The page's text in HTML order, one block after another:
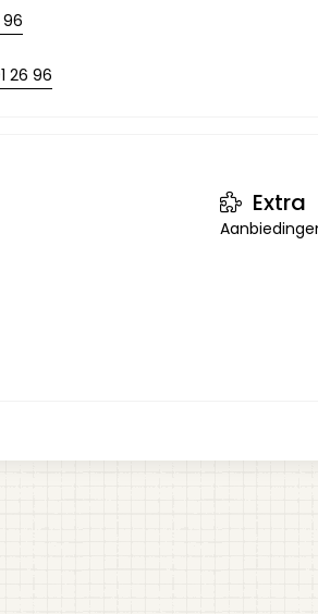
96
26 96
Extra